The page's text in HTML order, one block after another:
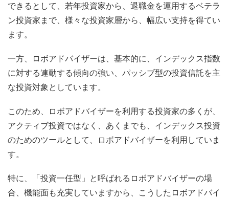
できるとして、若年投資家から、退職金を運用するベテラ
ン投資家まで、様々な投資家層から、幅広い支持を得てい
ます。
一方、ロボアドバイザーは、基本的に、インデックス指数
に対する連動する傾向の強い、パッシブ型の投資信託を主
な投資対象としています。
このため、ロボアドバイザーを利用する投資家の多くが、
アクティブ投資ではなく、あくまでも、インデックス投資
のためのツールとして、ロボアドバイザーを利用していま
す。
特に、「投資一任型」と呼ばれるロボアドバイザーの場
合、機能面も充実していますから、こうしたロボアドバイ